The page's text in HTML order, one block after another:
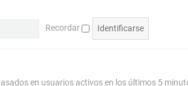
Recordar
en usuarios activos en los últimos 5